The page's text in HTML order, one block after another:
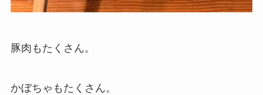
豚肉もたくさん。
かぼちゃもたくさん。